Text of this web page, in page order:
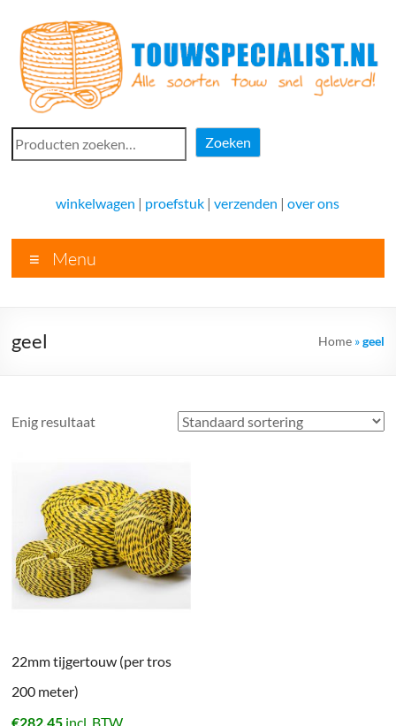
naar
inhoud
Touwspecialist.nl
voor
vele
soorten
goed
Zoeken
Zoeken
winkelwagen | proefstuk |verzenden |over ons
Menu
geel Home»geel
Enig resultaat
22mm tijgertouw (per tros
200 meter)
€282.45 incl. BTW